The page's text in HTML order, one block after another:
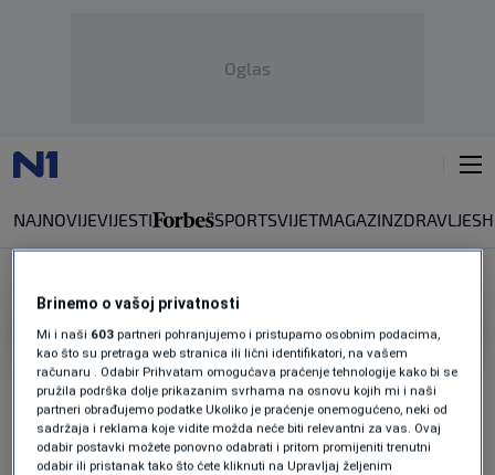
Oglas
NAJNOVIJEVIJESTI SPORTSVIJETMAGAZINZDRAVLJE
NENAD PALEKSIĆ
IZLAZNOST DO 11 SATI 23 POSTO
Izbori u RS: Izlaznost u Doboju
zadovoljavajuća, navodi o kupovini
glasova na terenu
VIJESTI | prije 0 min. | 0
Brinemo o vašoj privatnosti
Mi i naši 603 partneri pohranjujemo i pristupamo osobnim podacima,
kao što su pretraga web stranica ili lični identifikatori, na vašem
računaru . Odabir Prihvatam omogućava praćenje tehnologije kako bi se
pružila podrška dolje prikazanim svrhama na osnovu kojih mi i naši
partneri obrađujemo podatke Ukoliko je praćenje onemogućeno, neki od
sadržaja i reklama koje vidite možda neće biti relevantni za vas. Ovaj
odabir postavki možete ponovno odabrati i pritom promijeniti trenutni
odabir ili pristanak tako što ćete kliknuti na Upravljaj željenim